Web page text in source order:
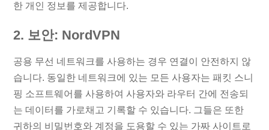
한 개인 정보를 제공합니다.
2. 보안: NordVPN
공용 무선 네트워크를 사용하는 경우 연결이 안전하지 않
습니다. 동일한 네트워크에 있는 모든 사용자는 패킷 스니
핑 소프트웨어를 사용하여 사용자와 라우터 간에 전송되
는 데이터를 가로채고 기록할 수 있습니다. 그들은 또한
귀하의 비밀번호와 계정을 도용할 수 있는 가짜 사이트로